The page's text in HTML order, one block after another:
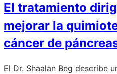
El tratamiento
mejorar la
cáncer de
El Dr. Shaalan Beg describe